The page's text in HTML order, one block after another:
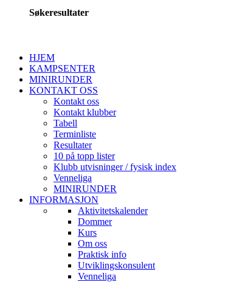
Søkeresultater
HJEM
KAMPSENTER
MINIRUNDER
KONTAKT OSS
Kontakt oss
Kontakt klubber
Tabell
Terminliste
Resultater
10 på topp lister
Klubb utvisninger / fysisk index
Venneliga
MINIRUNDER
INFORMASJON
Aktivitetskalender
Dommer
Kurs
Om oss
Praktisk info
Utviklingskonsulent
Venneliga